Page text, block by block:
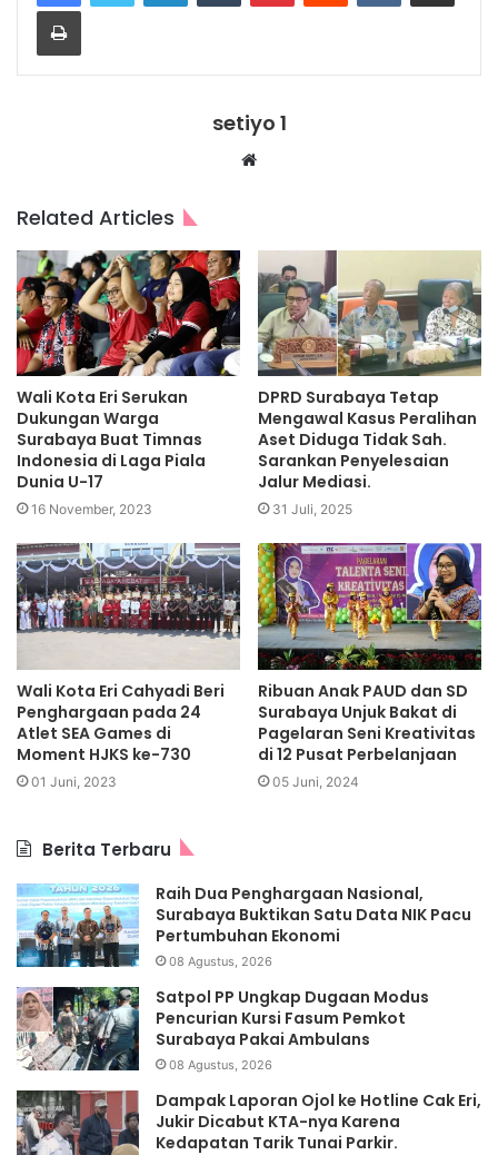
Print
setiyo 1
Website
Related Articles
Wali Kota Eri Serukan
Dukungan Warga
Surabaya Buat Timnas
Indonesia di Laga Piala
Dunia U-17
16 November, 2023
DPRD Surabaya Tetap
Mengawal Kasus Peralihan
Aset Diduga Tidak Sah.
Sarankan Penyelesaian
Jalur Mediasi.
31 Juli, 2025
Wali Kota Eri Cahyadi Beri
Penghargaan pada 24
Atlet SEA Games di
Moment HJKS ke-730
01 Juni, 2023
Ribuan Anak PAUD dan SD
Surabaya Unjuk Bakat di
Pagelaran Seni Kreativitas
di 12 Pusat Perbelanjaan
05 Juni, 2024
Berita Terbaru
Raih Dua Penghargaan Nasional,
Surabaya Buktikan Satu Data NIK Pacu
Pertumbuhan Ekonomi
08 Agustus, 2026
Satpol PP Ungkap Dugaan Modus
Pencurian Kursi Fasum Pemkot
Surabaya Pakai Ambulans
08 Agustus, 2026
Dampak Laporan Ojol ke Hotline Cak Eri,
Jukir Dicabut KTA-nya Karena
Kedapatan Tarik Tunai Parkir.